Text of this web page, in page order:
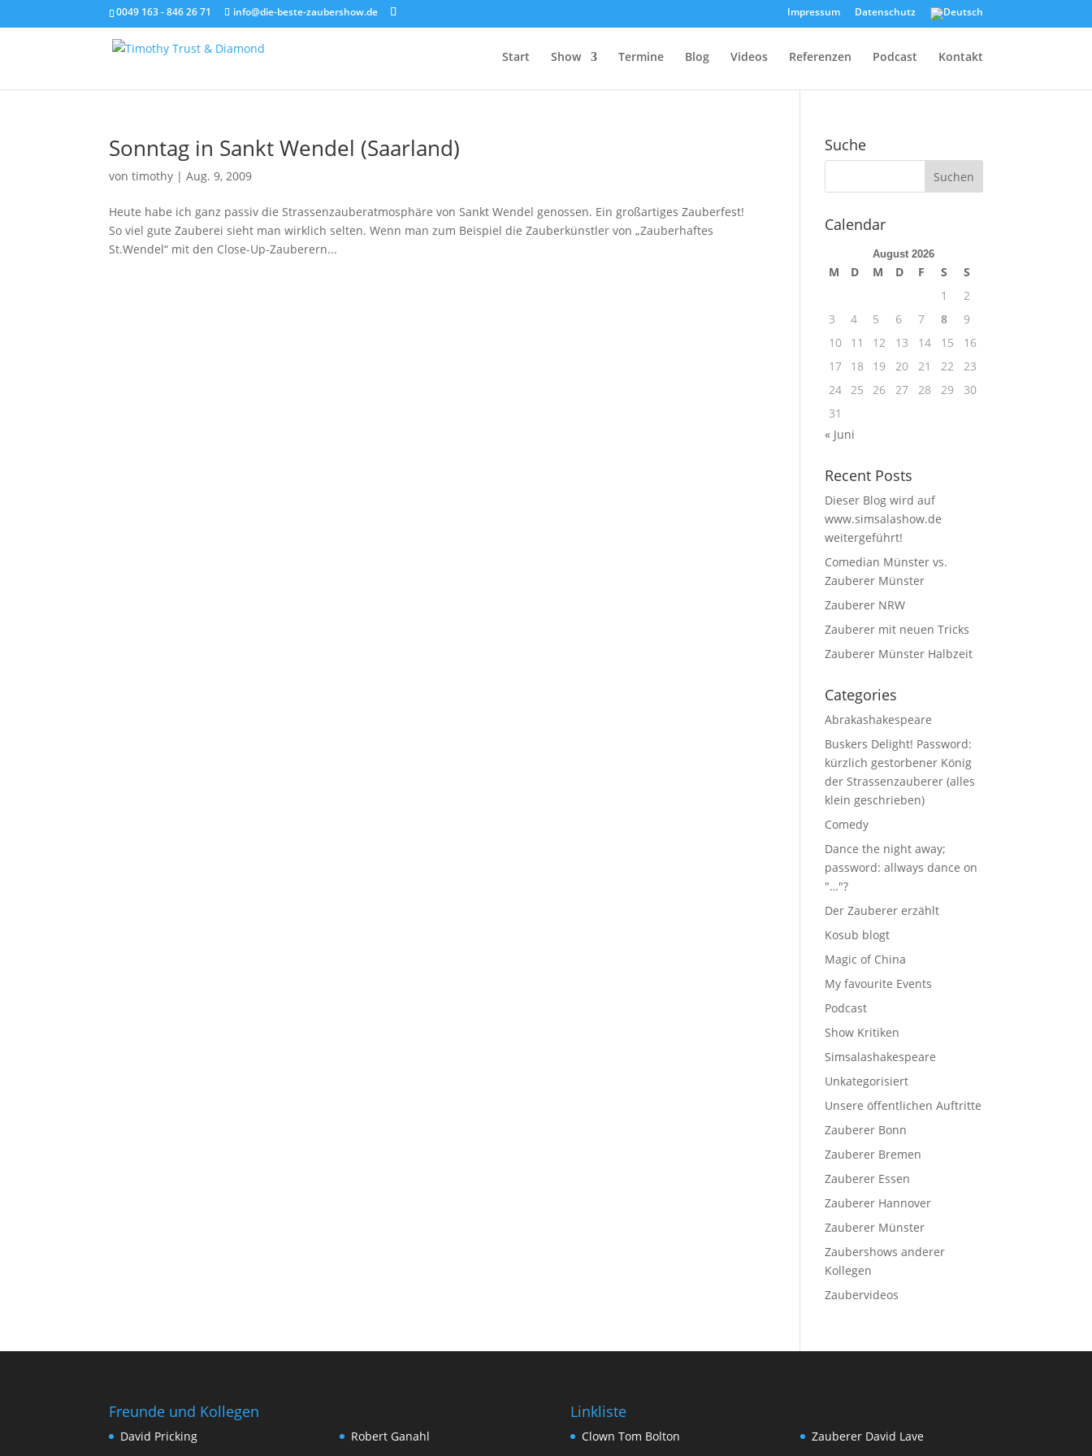
0049 163 - 846 26 71 info@die-beste-zaubershow.de Impressum Datenschutz
Start Show Termine Blog Videos Referenzen Podcast Kontakt
Sonntag in Sankt Wendel (Saarland)
vontimothy |Aug. 9, 2009
Heute habe ich ganz passiv die Strassenzauberatmosphäre von Sankt Wendel genossen. Ein großartiges Zauberfest!
So viel gute Zauberei sieht man wirklich selten. Wenn man zum Beispiel die Zauberkünstler von „Zauberhaftes
St.Wendel“ mit den Close-Up-Zauberern...
Suche
Calendar
August 2026
M D M D F S
S
1
2
3
4 5 6 7 8
9
10
11 12 13 14 15
16
17
18 19 20 21 22
23
24 25 26 27 28 29
30
31
« Juni
Recent Posts
Dieser Blog wird auf
www.simsalashow.de
weitergeführt!
Comedian Münster vs.
Zauberer Münster
Zauberer NRW
Zauberer mit neuen Tricks
Zauberer Münster Halbzeit
Categories
Abrakashakespeare
Buskers Delight! Password:
kürzlich gestorbener König
der Strassenzauberer (alles
klein geschrieben)
Comedy
Dance the night away;
password: allways dance on
"…"?
Der Zauberer erzählt
Kosub blogt
Magic of China
My favourite Events
Podcast
Show Kritiken
Simsalashakespeare
Unkategorisiert
Unsere öffentlichen Auftritte
Zauberer Bonn
Zauberer Bremen
Zauberer Essen
Zauberer Hannover
Zauberer Münster
Zaubershows anderer
Kollegen
Zaubervideos
Freunde und Kollegen
David Pricking
Robert Ganahl
Linkliste
Clown Tom Bolton
Zauberer David Lave